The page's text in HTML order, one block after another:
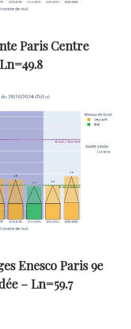
Paris Centre
Ln=49.8
Enesco Paris 9e
– Ln=59.7